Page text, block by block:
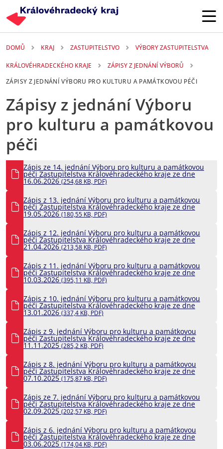
DOMŮ KRAJ ZASTUPITELSTVO VÝBORY ZASTUPITELSTVA
KRÁLOVÉHRADECKÉHO KRAJE
ZÁPISY Z JEDNÁNÍ VÝBORŮ
ZÁPISY Z JEDNÁNÍ VÝBORU PRO KULTURU A PAMÁTKOVOU PÉČI
Zápisy z jednání Výboru
pro kulturu a památkovou
péči
Zápis ze 14. jednání Výboru pro kulturu a památkovou
péči Zastupitelstva Královéhradeckého kraje ze dne
16.06.2026(254,68 KB, PDF)
Zápis z 13. jednání Výboru pro kulturu a památkovou
péči Zastupitelstva Královéhradeckého kraje ze dne
19.05.2026(180,55 KB, PDF)
Zápis z 12. jednání Výboru pro kulturu a památkovou
péči Zastupitelstva Královéhradeckého kraje ze dne
21.04.2026(213,58 KB, PDF)
Zápis z 11. jednání Výboru pro kulturu a památkovou
péči Zastupitelstva Královéhradeckého kraje ze dne
10.03.2026(395,11 KB, PDF)
Zápis z 10. jednání Výboru pro kulturu a památkovou
péči Zastupitelstva Královéhradeckého kraje ze dne
13.01.2026(337,4 KB, PDF)
Zápis z 9. jednání Výboru pro kulturu a památkovou
péči Zastupitelstva Královéhradeckého kraje ze dne
11.11.2025(285,2 KB, PDF)
Zápis z 8. jednání Výboru pro kulturu a památkovou
péči Zastupitelstva Královéhradeckého kraje ze dne
07.10.2025(175,87 KB, PDF)
Zápis ze 7. jednání Výboru pro kulturu a památkovou
péči Zastupitelstva Královéhradeckého kraje ze dne
02.09.2025(202,57 KB, PDF)
Zápis z 6. jednání Výboru pro kulturu a památkovou
péči Zastupitelstva Královéhradeckého kraje ze dne
03.06.2025(174,04 KB, PDF)